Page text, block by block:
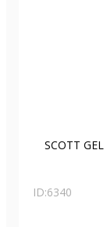
SCOTT
ID:6340